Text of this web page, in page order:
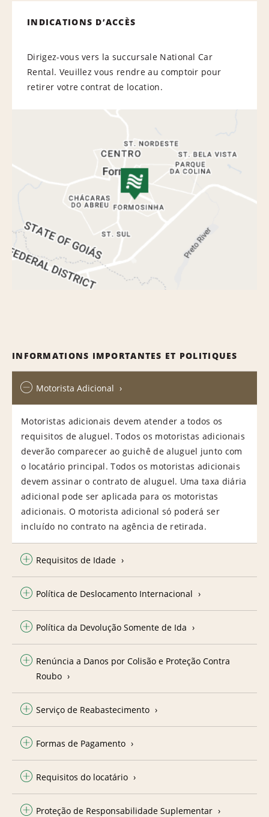
INDICATIONS D’ACCÈS
Dirigez-vous vers la succursale National Car
Rental. Veuillez vous rendre au comptoir pour
retirer votre contrat de location.
INFORMATIONS IMPORTANTES ET POLITIQUES
Motorista Adicional
Motoristas adicionais devem atender a todos os
requisitos de aluguel. Todos os motoristas adicionais
deverão comparecer ao guichê de aluguel junto com
o locatário principal. Todos os motoristas adicionais
devem assinar o contrato de aluguel. Uma taxa diária
adicional pode ser aplicada para os motoristas
adicionais. O motorista adicional só poderá ser
incluído no contrato na agência de retirada.
Requisitos de Idade
Política de Deslocamento Internacional
Política da Devolução Somente de Ida
Renúncia a Danos por Colisão e Proteção Contra
Roubo
Serviço de Reabastecimento
Formas de Pagamento
Requisitos do locatário
Proteção de Responsabilidade Suplementar